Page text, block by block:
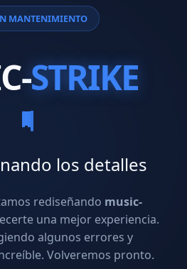
MANTENIMIENTO
STRIKE
los detalles
rediseñando music-
una mejor experiencia.
algunos errores y
Volveremos pronto.